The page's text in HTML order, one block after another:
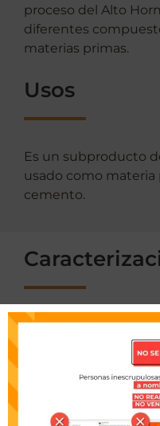
proceso del Alto
diferentes
materias primas.
Usos
Es un subproducto
usado como materia
cemento.
Escríbenos